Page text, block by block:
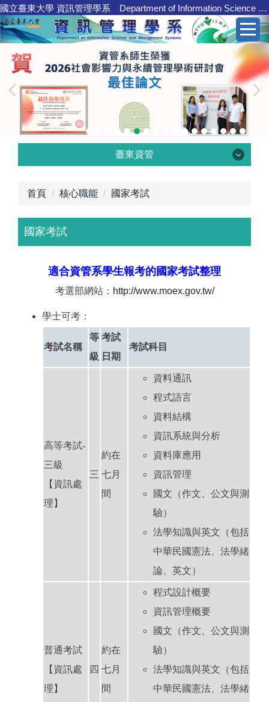
跳
到
主
要
內
區
國立臺東大學 資訊管理學系 Department of Information Science and Management Systems
臺東資管
臺東資管
學系介紹
核心職能
師資陣容
課程綱要
教研成果
規章要點
入學管道
首頁 核心職能 國家考試
國家考試
適合資管系學生報考的國家考試整理
考選部網站： http://www.moex.gov.tw/
學士可考：
考試名稱
等
級
考試
日期
考試科目
高等考試-
三級
【資訊處
理】
三
約在
七月
間
資料通訊
程式語言
資料結構
資訊系統與分析
資料庫應用
資訊管理
國文（作文、公文與測
驗）
法學知識與英文（包括
中華民國憲法、法學緒
論、英文）
普通考試
【資訊處
理】
四
約在
七月
間
程式設計概要
資訊管理概要
國文（作文、公文與測
驗）
法學知識與英文（包括
中華民國憲法、法學緒